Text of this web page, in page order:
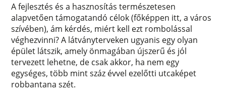
A fejlesztés és a hasznosítás természetesen
alapvetően támogatandó célok (főképpen itt, a város
szívében), ám kérdés, miért kell ezt rombolással
véghezvinni? A látványterveken ugyanis egy olyan
épület látszik, amely önmagában újszerű és jól
tervezett lehetne, de csak akkor, ha nem egy
egységes, több mint száz évvel ezelőtti utcaképet
robbantana szét.